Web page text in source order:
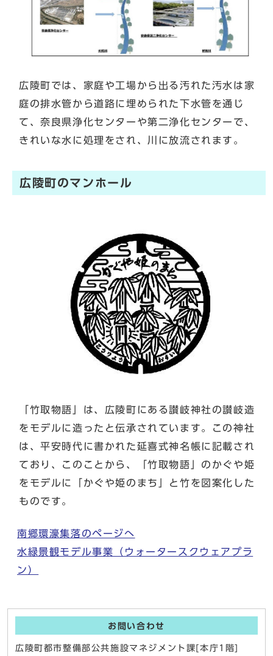
広陵町では、家庭や工場から出る汚れた汚水は家
庭の排水管から道路に埋められた下水管を通じ
て、奈良県浄化センターや第二浄化センターで、
きれいな水に処理をされ、川に放流されます。
広陵町のマンホール
「竹取物語」は、広陵町にある讃岐神社の讃岐造
をモデルに造ったと伝承されています。この神社
は、平安時代に書かれた延喜式神名帳に記載され
ており、このことから、「竹取物語」のかぐや姫
をモデルに「かぐや姫のまち」と竹を図案化した
ものです。
南郷環濠集落のページへ
水緑景観モデル事業（ウォータースクウェアプラ
ン）
お問い合わせ
広陵町都市整備部公共施設マネジメント課[本庁1階]